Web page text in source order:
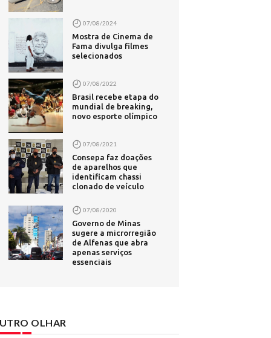
durante
Correio
de
Campo
-
de
de 4 mil
- UOL
07/08/2024
Mostra de Cinema de
Fama divulga filmes
selecionados
07/08/2022
Brasil recebe etapa do
mundial de breaking,
novo esporte olímpico
07/08/2021
Consepa faz doações
de aparelhos que
identificam chassi
clonado de veículo
07/08/2020
Governo de Minas
sugere a microrregião
de Alfenas que abra
apenas serviços
essenciais
OLHAR